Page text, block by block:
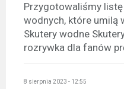
Przygotowaliśmy
wodnych, które umilą
Skutery wodne
rozrywka dla fanów
8 sierpnia 2023 - 12:55